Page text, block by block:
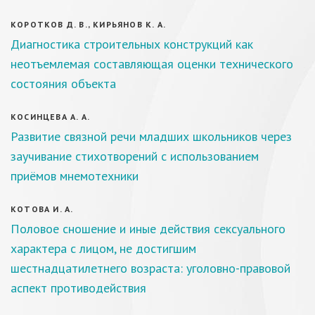
КОРОТКОВ Д. В., КИРЬЯНОВ К. А.
Диагностика строительных конструкций как
неотъемлемая составляющая оценки технического
состояния объекта
КОСИНЦЕВА А. А.
Развитие связной речи младших школьников через
заучивание стихотворений с использованием
приёмов мнемотехники
КОТОВА И. А.
Половое сношение и иные действия сексуального
характера с лицом, не достигшим
шестнадцатилетнего возраста: уголовно-правовой
аспект противодействия